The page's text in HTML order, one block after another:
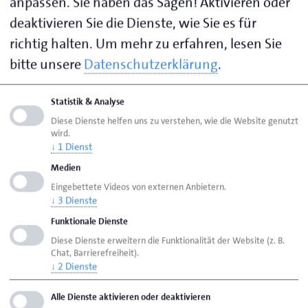
Zimmerei Erhard Diedrich GmbH, die Tischlerei
Gilhaus GmbH sowie die Orthopädie Holterhus
GmbH und die Schuhe Sport Orthopädie Holterhus
e.K. zeigen auf, wie verschiedene
Nachhaltigkeitsaspekte im Betrieb umgesetzt
werden können. Ihnen allen liegt das Thema am
Herzen, denn sie denken auch an die nachfolgenden
Generationen und möchten diesen eine lebenswerte
Zukunft ermöglichen.
„Nachhaltigkeit im Handwerk wird in den Betrieben
täglich gelebt und umgesetzt“, erläutert Stein. „Durch
Facettenreichtum, Kreativität und Fachkompetenz
sind Handwerksbetriebe Nachhaltigkeits- und
gleichzeitig Innovationsmotoren. Sie sind eine
tragende Säule der Nachhaltigkeit, nicht nur im
deaktivieren Sie die Dienste, wie Sie es für
richtig halten. Um mehr zu erfahren, lesen Sie
bitte unsereDatenschutzerklärung.
Statistik & Analyse
Diese Dienste helfen uns zu verstehen, wie die Website genutzt
wird.
↓ 1 Dienst
Medien
Eingebettete Videos von externen Anbietern.
↓ 3 Dienste
Funktionale Dienste
Diese Dienste erweitern die Funktionalität der Website (z. B.
Chat, Barrierefreiheit).
↓ 2 Dienste
Alle Dienste aktivieren oder deaktivieren